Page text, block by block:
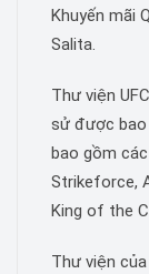
Khuyến mãi
Salita.
Thư viện
sử được bao
bao gồm các
Strikeforce,
King of the
Thư viện